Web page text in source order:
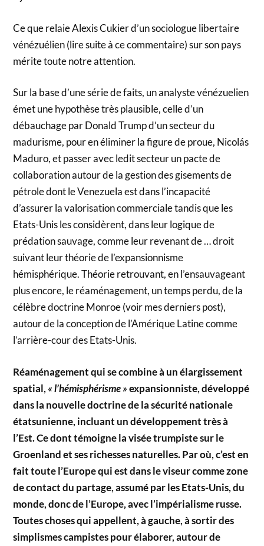
Ce que relaie Alexis Cukier d’un sociologue libertaire
vénézuélien (lire suite à ce commentaire) sur son pays
mérite toute notre attention.
Sur la base d’une série de faits, un analyste vénézuelien
émet une hypothèse très plausible, celle d’un
débauchage par Donald Trump d’un secteur du
madurisme, pour en éliminer la figure de proue, Nicolás
Maduro, et passer avec ledit secteur un pacte de
collaboration autour de la gestion des gisements de
pétrole dont le Venezuela est dans l’incapacité
d’assurer la valorisation commerciale tandis que les
Etats-Unis les considèrent, dans leur logique de
prédation sauvage, comme leur revenant de … droit
suivant leur théorie de l’expansionnisme
hémisphérique. Théorie retrouvant, en l’ensauvageant
plus encore, le réaménagement, un temps perdu, de la
célèbre doctrine Monroe (voir mes derniers post),
autour de la conception de l’Amérique Latine comme
l’arrière-cour des Etats-Unis.
Réaménagement qui se combine à un élargissement
spatial, « l’hémisphérisme »expansionniste, développé
dans la nouvelle doctrine de la sécurité nationale
étatsunienne, incluant un développement très à
l’Est. Ce dont témoigne la visée trumpiste sur le
Groenland et ses richesses naturelles. Par où, c’est en
fait toute l’Europe qui est dans le viseur comme zone
de contact du partage, assumé par les Etats-Unis, du
monde, donc de l’Europe, avec l’impérialisme russe.
Toutes choses qui appellent, à gauche, à sortir des
simplismes campistes pour élaborer, autour de